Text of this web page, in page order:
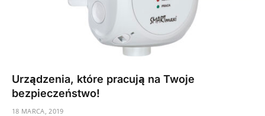
Urządzenia, które pracują na Twoje
bezpieczeństwo!
18 MARCA, 2019